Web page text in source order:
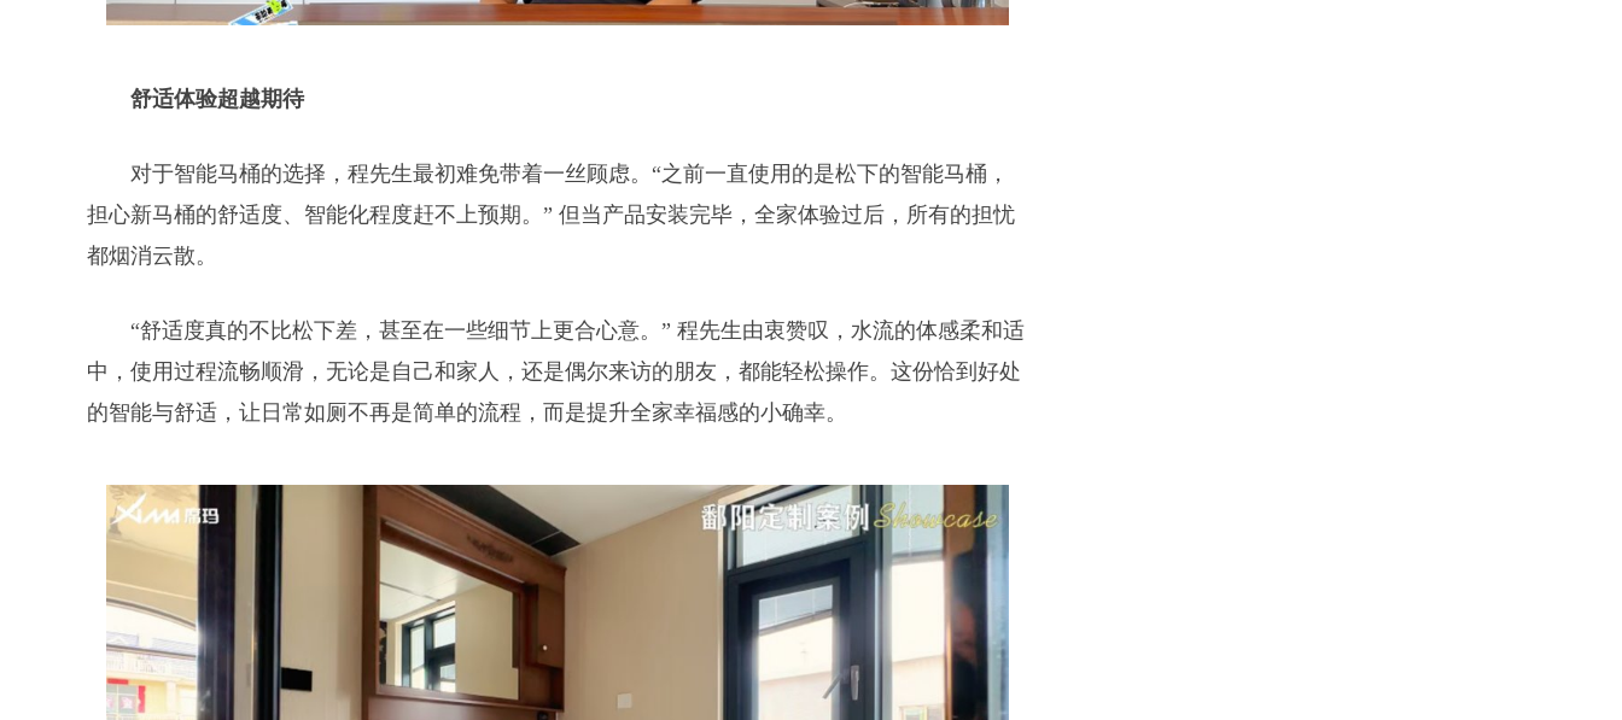
舒适体验超越期待
对于智能马桶的选择，程先生最初难免带着一丝顾虑。“之前一直使用的是松下的智能马桶，
担心新马桶的舒适度、智能化程度赶不上预期。” 但当产品安装完毕，全家体验过后，所有的担忧
都烟消云散。
“舒适度真的不比松下差，甚至在一些细节上更合心意。” 程先生由衷赞叹，水流的体感柔和适
中，使用过程流畅顺滑，无论是自己和家人，还是偶尔来访的朋友，都能轻松操作。这份恰到好处
的智能与舒适，让日常如厕不再是简单的流程，而是提升全家幸福感的小确幸。